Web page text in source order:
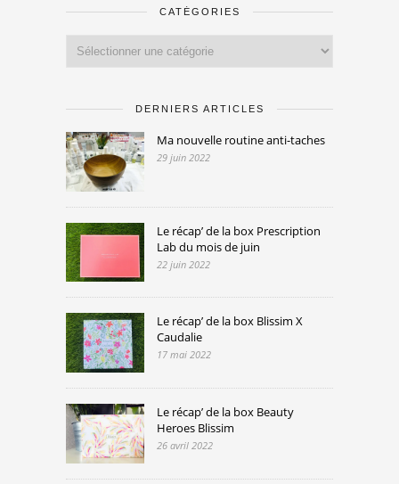
CATÉGORIES
DERNIERS ARTICLES
Ma nouvelle routine anti-taches
29 juin 2022
Le récap’ de la box Prescription
Lab du mois de juin
22 juin 2022
Le récap’ de la box Blissim X
Caudalie
17 mai 2022
Le récap’ de la box Beauty
Heroes Blissim
26 avril 2022